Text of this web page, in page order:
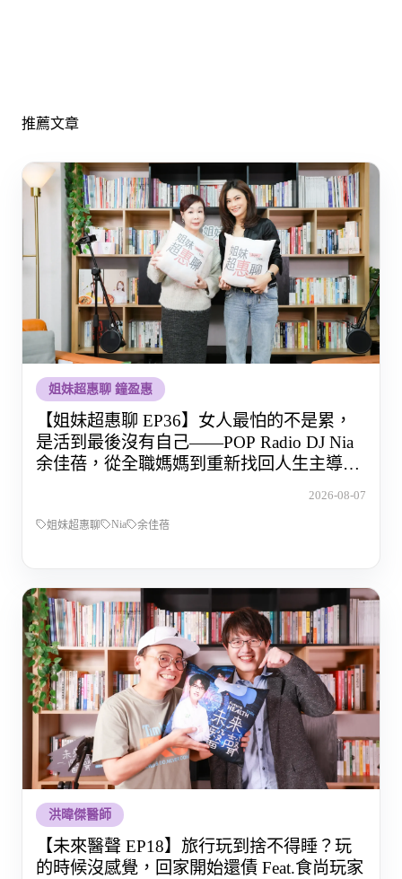
推薦文章
姐妹超惠聊 鐘盈惠
【姐妹超惠聊 EP36】女人最怕的不是累，
是活到最後沒有自己——POP Radio DJ Nia
余佳蓓，從全職媽媽到重新找回人生主導權
2026-08-07
姐妹超惠聊 Nia 余佳蓓
洪暐傑醫師
【未來醫聲 EP18】旅行玩到捨不得睡？玩
的時候沒感覺，回家開始還債 Feat.食尚玩家